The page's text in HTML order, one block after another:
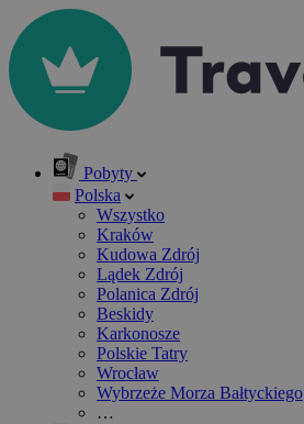
Pobyty
Polska
Wszystko
Kraków
Kudowa Zdrój
Lądek Zdrój
Polanica Zdrój
Beskidy
Karkonosze
Polskie Tatry
Wrocław
Wybrzeże Morza Bałtyckiego
…